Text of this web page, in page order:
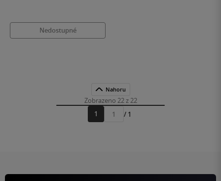
Nedostupné
Nahoru
Zobrazeno 22 z 22
1
Přejít
/ 1